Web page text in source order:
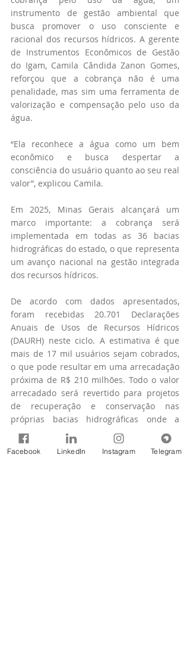
instrumento de gestão ambiental que
busca promover o uso consciente e
racional dos recursos hídricos. A gerente
de Instrumentos Econômicos de Gestão
do Igam, Camila Cândida Zanon Gomes,
reforçou que a cobrança não é uma
penalidade, mas sim uma ferramenta de
valorização e compensação pelo uso da
água.
“Ela reconhece a água como um bem
econômico e busca despertar a
consciência do usuário quanto ao seu real
valor”, explicou Camila.
Em 2025, Minas Gerais alcançará um
marco importante: a cobrança será
implementada em todas as 36 bacias
hidrográficas do estado, o que representa
um avanço nacional na gestão integrada
dos recursos hídricos.
De acordo com dados apresentados,
foram recebidas 20.701 Declarações
Anuais de Usos de Recursos Hídricos
(DAURH) neste ciclo. A estimativa é que
mais de 17 mil usuários sejam cobrados,
o que pode resultar em uma arrecadação
próxima de R$ 210 milhões. Todo o valor
arrecadado será revertido para projetos
de recuperação e conservação nas
próprias bacias hidrográficas onde a
cobrança for aplicada.
A íntegra da 146ª Reunião Ordinária do
Facebook LinkedIn Instagram Telegram